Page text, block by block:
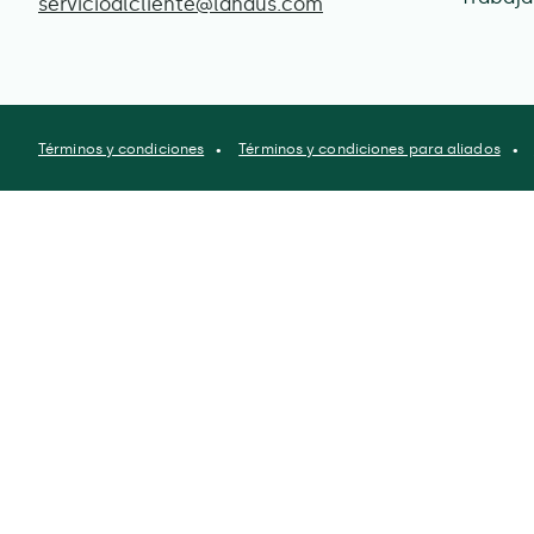
Términos y condiciones Términos y condiciones para aliados